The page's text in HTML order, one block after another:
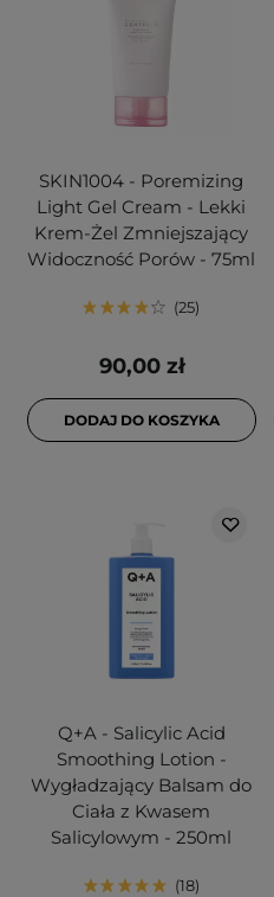
SKIN1004 - Poremizing
Light Gel Cream - Lekki
Krem-Żel Zmniejszający
Widoczność Porów - 75ml
25
90,00 zł
DODAJ DO KOSZYKA
Q+A - Salicylic Acid
Smoothing Lotion -
Wygładzający Balsam do
Ciała z Kwasem
Salicylowym - 250ml
18